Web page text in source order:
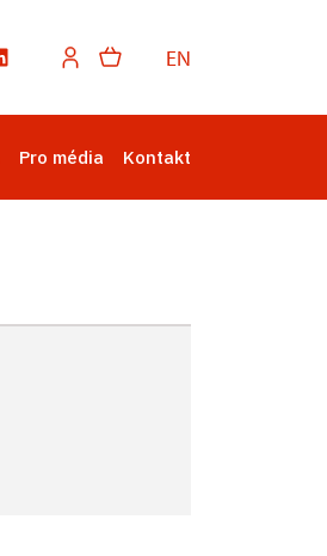
EN
Pro média Kontakt